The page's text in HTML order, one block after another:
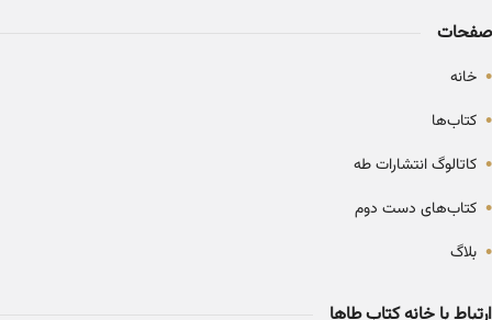
صفحات
• خانه
• کتاب‌ها
• کاتالوگ انتشارات طه
• کتاب‌های دست دوم
• بلاگ